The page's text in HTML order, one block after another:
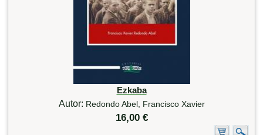
Ezkaba
Autor: Redondo Abel, Francisco Xavier
16,00 €